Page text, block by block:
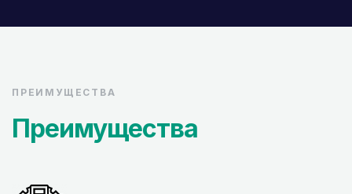
ПРЕИМУЩЕСТВА
Преимущества